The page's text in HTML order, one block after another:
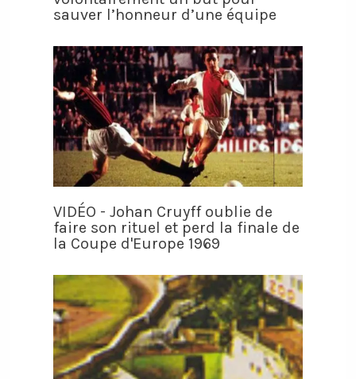
sauver l’honneur d’une équipe
VIDÉO - Johan Cruyff oublie de
faire son rituel et perd la finale de
la Coupe d'Europe 1969